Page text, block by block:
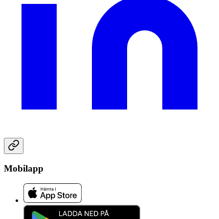
Mobilapp